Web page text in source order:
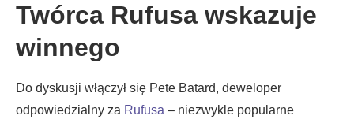
Twórca Rufusa wskazuje
winnego
Do dyskusji włączył się Pete Batard, deweloper
odpowiedzialny za Rufusa – niezwykle popularne